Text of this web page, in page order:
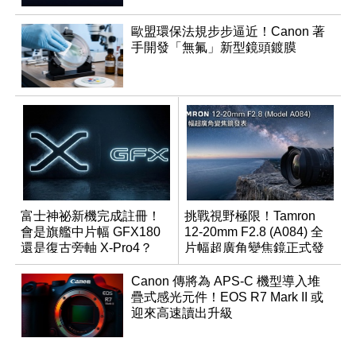
歐盟環保法規步步逼近！Canon 著
手開發「無氟」新型鏡頭鍍膜
富士神祕新機完成註冊！
會是旗艦中片幅 GFX180
還是復古旁軸 X-Pro4？
挑戰視野極限！Tamron
12-20mm F2.8 (A084) 全
片幅超廣角變焦鏡正式發
表
Canon 傳將為 APS-C 機型導入堆
疊式感光元件！EOS R7 Mark II 或
迎來高速讀出升級